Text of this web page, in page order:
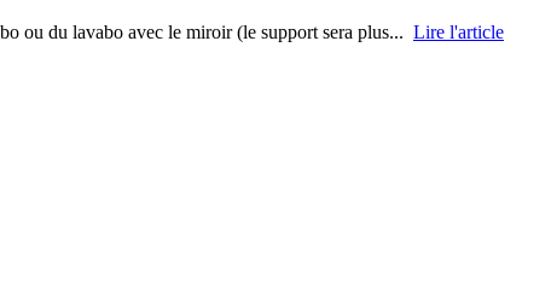
ou du lavabo avec le miroir (le support sera plus... Lire l'article